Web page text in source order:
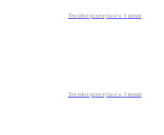
Ten tekst przeczytasz w 3 minut
Ten tekst przeczytasz w 3 minut